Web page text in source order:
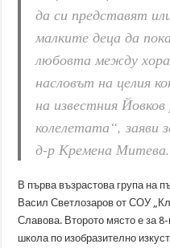
да си представят
малките деца да
любовта между
насловът на целия
на известния
колелетата“, заяви
д-р Кремена Митева.
В първа възрастова група на
Васил Светлозаров от СОУ
Славова. Второто място е за
школа по изобразително